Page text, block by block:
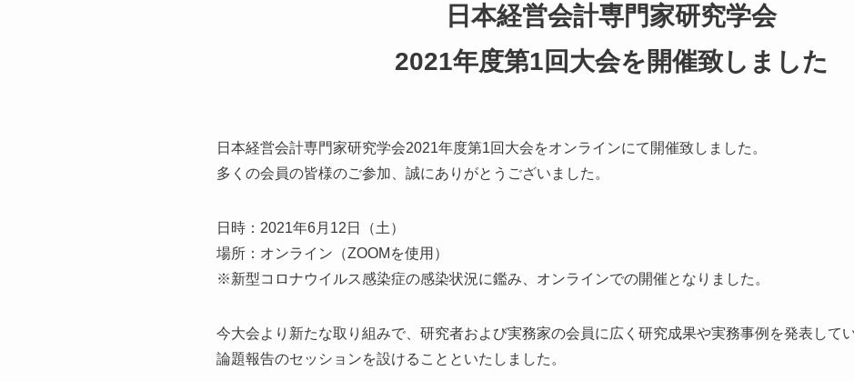
日本経営会計専門家研究学会
2021年度第1回大会を開催致しました
日本経営会計専門家研究学会2021年度第1回大会をオンラインにて開催致しました。
多くの会員の皆様のご参加、誠にありがとうございました。
日時：2021年6月12日（土）
場所：オンライン（ZOOMを使用）
※新型コロナウイルス感染症の感染状況に鑑み、オンラインでの開催となりました。
今大会より新たな取り組みで、研究者および実務家の会員に広く研究成果や実務事例を発表して
論題報告のセッションを設けることといたしました。